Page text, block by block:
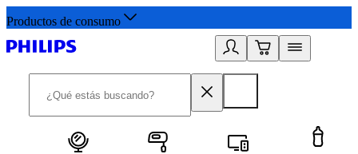
Productos de consumo